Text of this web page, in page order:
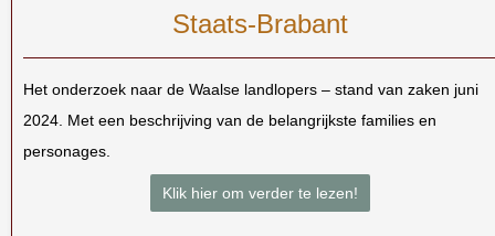
Staats-Brabant
Het onderzoek naar de Waalse landlopers – stand van zaken juni
2024. Met een beschrijving van de belangrijkste families en
personages.
Klik hier om verder te lezen!